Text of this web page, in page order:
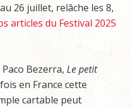
26 juillet, relâche les 8,
articles du Festival 2025
Bezerra, Le petit
en France cette
cartable peut